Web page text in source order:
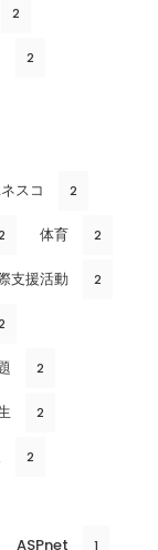
2
2
スコ 2
体育 2
支援活動 2
2
2
2
ASPnet 1